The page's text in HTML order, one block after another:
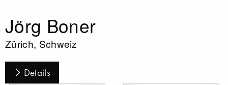
Jörg Boner
Zürich, Schweiz
Details